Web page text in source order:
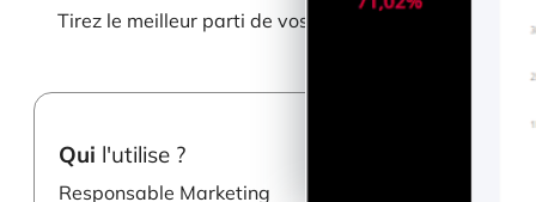
Tirez le meilleur parti de vos données TikTok et
Qui l'utilise ?
Responsable Marketing